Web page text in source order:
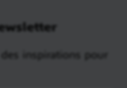
inspirations pour